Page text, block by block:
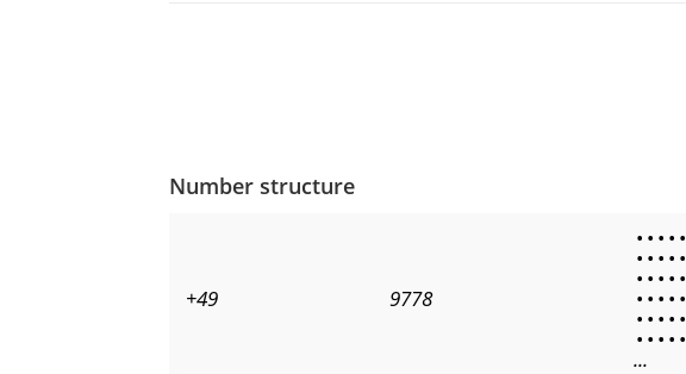
Number structure
+49 9778
• • • • •
• • • • •
• • • • •
• • • • •
• • • • •
• • • • •
...